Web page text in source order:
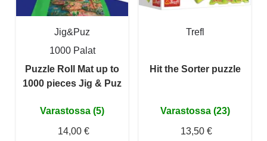
Jig&Puz
1000 Palat
Puzzle Roll Mat up to
1000 pieces Jig & Puz
Varastossa (5)
14,00 €
Trefl
Hit the Sorter puzzle
Varastossa (23)
13,50 €